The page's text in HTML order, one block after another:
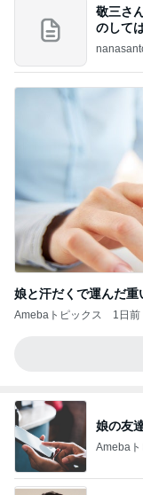
敬三さ
のして
のよ
娘と汗だくで運んだ重
Amebaトピックス 1日前
娘の友
Amebaト